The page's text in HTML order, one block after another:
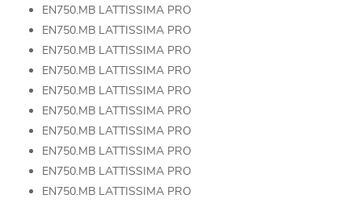
EN750.MB LATTISSIMA PRO
EN750.MB LATTISSIMA PRO
EN750.MB LATTISSIMA PRO
EN750.MB LATTISSIMA PRO
EN750.MB LATTISSIMA PRO
EN750.MB LATTISSIMA PRO
EN750.MB LATTISSIMA PRO
EN750.MB LATTISSIMA PRO
EN750.MB LATTISSIMA PRO
EN750.MB LATTISSIMA PRO